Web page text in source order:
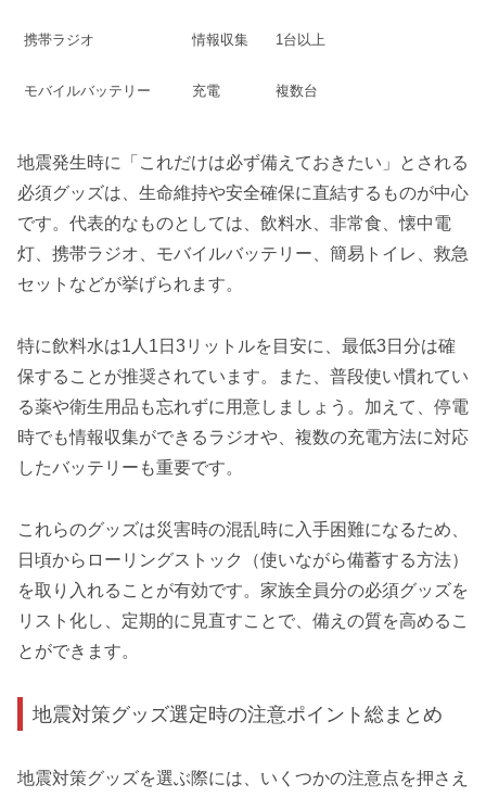
携帯ラジオ 情報収集 1台以上
モバイルバッテリー 充電 複数台
地震発生時に「これだけは必ず備えておきたい」とされる
必須グッズは、生命維持や安全確保に直結するものが中心
です。代表的なものとしては、飲料水、非常食、懐中電
灯、携帯ラジオ、モバイルバッテリー、簡易トイレ、救急
セットなどが挙げられます。
特に飲料水は1人1日3リットルを目安に、最低3日分は確
保することが推奨されています。また、普段使い慣れてい
る薬や衛生用品も忘れずに用意しましょう。加えて、停電
時でも情報収集ができるラジオや、複数の充電方法に対応
したバッテリーも重要です。
これらのグッズは災害時の混乱時に入手困難になるため、
日頃からローリングストック（使いながら備蓄する方法）
を取り入れることが有効です。家族全員分の必須グッズを
リスト化し、定期的に見直すことで、備えの質を高めるこ
とができます。
地震対策グッズ選定時の注意ポイント総まとめ
地震対策グッズを選ぶ際には、いくつかの注意点を押さえ